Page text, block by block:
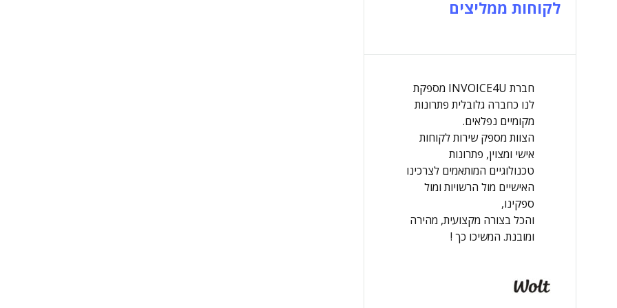
לקוחות ממליצים
חברת INVOICE4U מספקת
לנו כחברה גלובלית פתרונות
מקומיים נפלאים.
הצוות מספק שירות לקוחות
אישי ומצוין, פתרונות
טכנולוגיים המותאמים לצרכינו
האישיים מול הרשויות ומול
ספקינו,
והכל בצורה מקצועית, מהירה
ומובנת. המשיכו כך !